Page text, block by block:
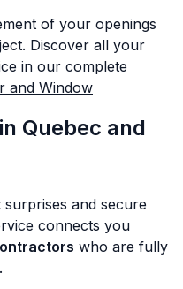
of your openings
Discover all your
in our complete
and Window
Quebec and
and secure
connects you
who are fully